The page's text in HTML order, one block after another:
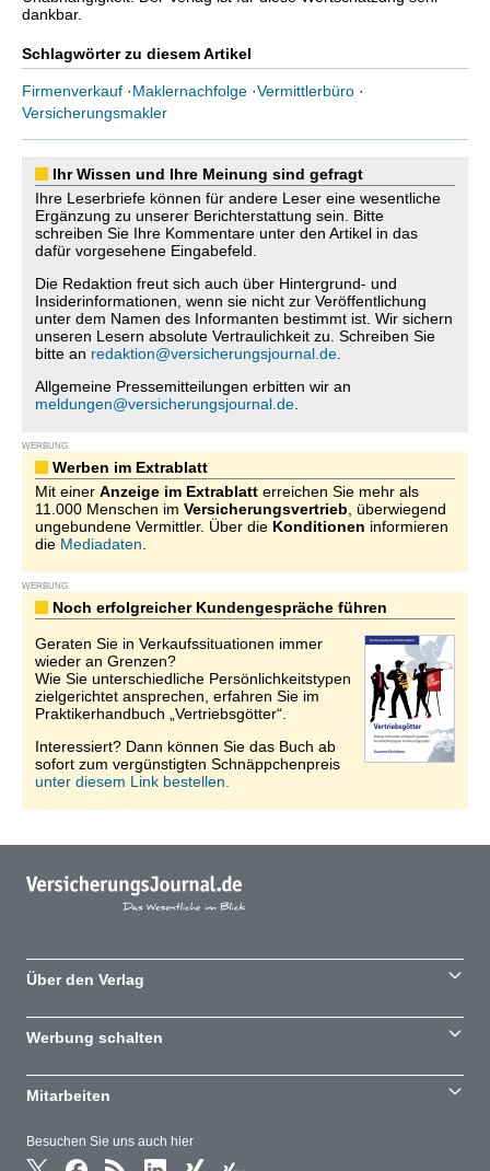
dankbar.
Schlagwörter zu diesem Artikel
Firmenverkauf ·Maklernachfolge ·Vermittlerbüro ·
Versicherungsmakler
Ihr Wissen und Ihre Meinung sind gefragt
Ihre Leserbriefe können für andere Leser eine wesentliche
Ergänzung zu unserer Berichterstattung sein. Bitte
schreiben Sie Ihre Kommentare unter den Artikel in das
dafür vorgesehene Eingabefeld.
Die Redaktion freut sich auch über Hintergrund- und
Insiderinformationen, wenn sie nicht zur Veröffentlichung
unter dem Namen des Informanten bestimmt ist. Wir sichern
unseren Lesern absolute Vertraulichkeit zu. Schreiben Sie
bitte an redaktion@versicherungsjournal.de
Allgemeine Pressemitteilungen erbitten wir an
meldungen@versicherungsjournal.de
WERBUNG
Werben im Extrablatt
Mit einer Anzeige im Extrablatt erreichen Sie mehr als
11.000 Menschen im Versicherungsvertrieb , überwiegend
ungebundene Vermittler. Über die Konditionen informieren
die Mediadaten
WERBUNG
Noch erfolgreicher Kundengespräche führen
Geraten Sie in Verkaufssituationen immer
wieder an Grenzen?
Wie Sie unterschiedliche Persönlichkeitstypen
zielgerichtet ansprechen, erfahren Sie im
Praktikerhandbuch „Vertriebsgötter“.
Interessiert? Dann können Sie das Buch ab
sofort zum vergünstigten Schnäppchenpreis
unter diesem Link bestellen.
Besuchen Sie uns auch hier
Über den Verlag
Werbung schalten
Mitarbeiten